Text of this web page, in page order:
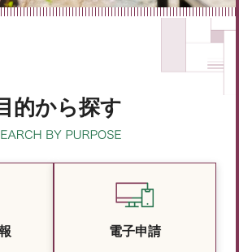
的から探す
電子申請